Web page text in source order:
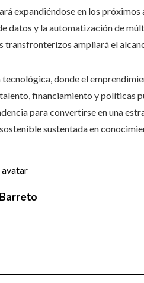
expandiéndose en los próximos
datos y la automatización de
ampliará el
donde el
financiamiento y políticas
para convertirse en una
sustentada en